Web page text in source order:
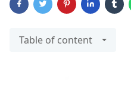
Table of content